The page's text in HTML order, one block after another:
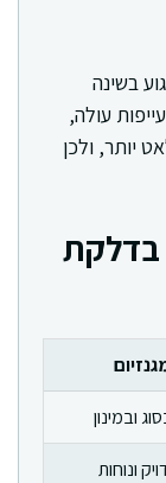
בשינה
עולה,
יותר, ולכן
בדלקת
ובמינון
ונוחות